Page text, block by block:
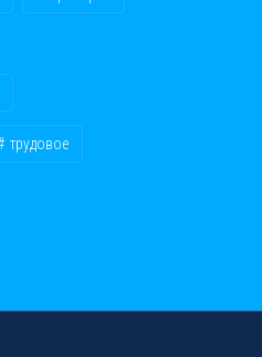
трудовое